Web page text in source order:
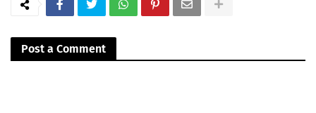
Post a Comment